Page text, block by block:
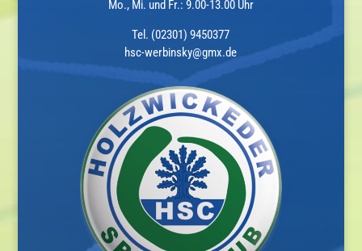
Mo., Mi. und Fr.: 9.00-13.00 Uhr
Tel. (02301) 9450377
hsc-werbinsky@gmx.de